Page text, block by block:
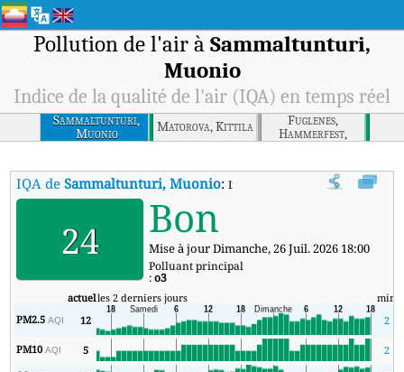
Pollution de l'air à Sammaltunturi,
Muonio
Indice de la qualité de l'air (IQA) en temps réel
Sammaltunturi,
Muonio
Matorova, Kittila
Fuglenes,
Hammerfest,
Norway
IQA deSammaltunturi, Muonio:Indice de la qualité de l'air (IQA)
24 Bon
Mise à jour Dimanche, 26 Juil. 2026 18:00
Polluant principal
:o3
actuelles 2 derniers jours min
PM2.5AQI 12 2
PM10AQI 5
2